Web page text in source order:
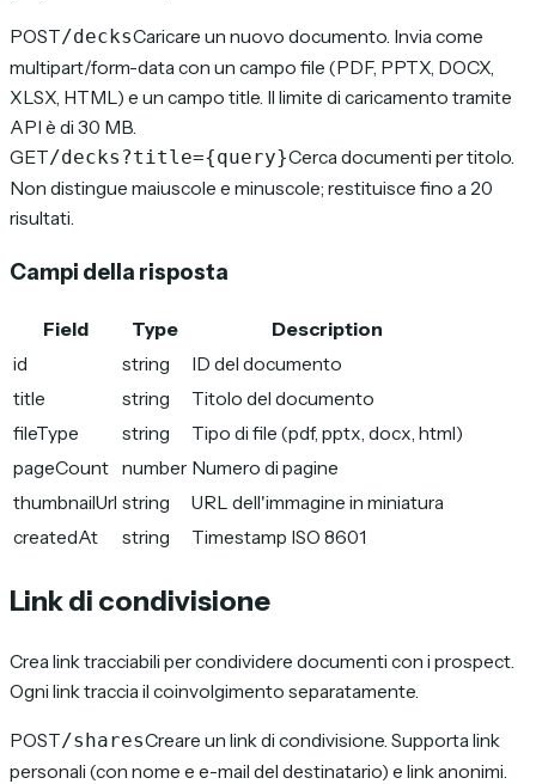
POST/decksCaricare un nuovo documento. Invia come
multipart/form-data con un campo file (PDF, PPTX, DOCX,
XLSX, HTML) e un campo title. Il limite di caricamento tramite
API è di 30 MB.
GET/decks?title={query}Cerca documenti per titolo.
Non distingue maiuscole e minuscole; restituisce fino a 20
risultati.
Campi della risposta
Field Type
Description
id
string
ID del documento
title
string
Titolo del documento
fileType
string
Tipo di file (pdf, pptx, docx, html)
pageCount number Numero di pagine
thumbnailUrl string
URL dell'immagine in miniatura
createdAt
string Timestamp ISO 8601
Link di condivisione
Crea link tracciabili per condividere documenti con i prospect.
Ogni link traccia il coinvolgimento separatamente.
POST/sharesCreare un link di condivisione. Supporta link
personali (con nome e e-mail del destinatario) e link anonimi.